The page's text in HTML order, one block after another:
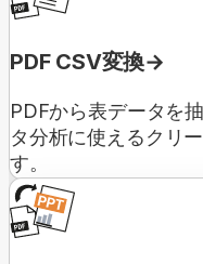
PDF CSV変換
PDFから表データを
タ分析に使えるクリ
す。